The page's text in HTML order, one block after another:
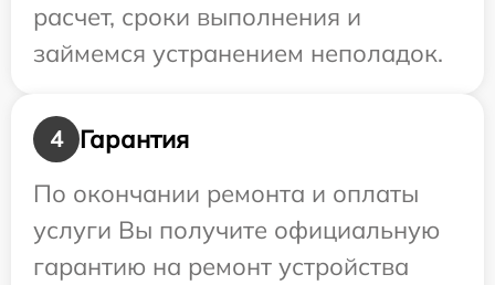
расчет, сроки выполнения и
займемся устранением неполадок.
4
Гарантия
По окончании ремонта и оплаты
услуги Вы получите официальную
гарантию на ремонт устройства